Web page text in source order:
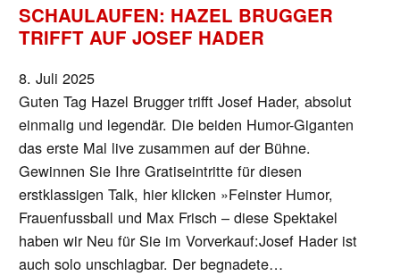
SCHAULAUFEN: HAZEL BRUGGER
TRIFFT AUF JOSEF HADER
8. Juli 2025
Guten Tag Hazel Brugger trifft Josef Hader, absolut
einmalig und legendär. Die beiden Humor-Giganten
das erste Mal live zusammen auf der Bühne.
Gewinnen Sie Ihre Gratiseintritte für diesen
erstklassigen Talk, hier klicken »Feinster Humor,
Frauenfussball und Max Frisch – diese Spektakel
haben wir Neu für Sie im Vorverkauf:Josef Hader ist
auch solo unschlagbar. Der begnadete…